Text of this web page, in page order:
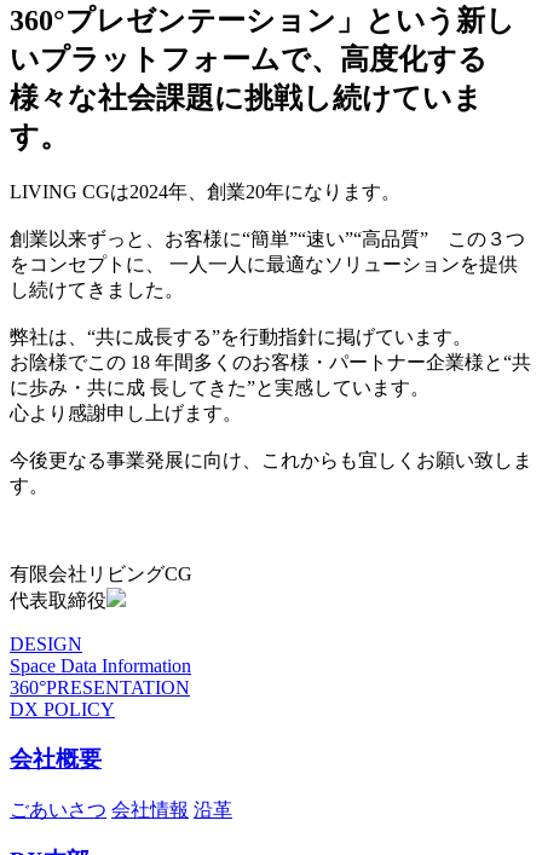
360°プレゼンテーション」という新し
いプラットフォームで、高度化する
様々な社会課題に挑戦し続けていま
す。
LIVING CGは2024年、創業20年になります。
創業以来ずっと、お客様に“簡単”“速い”“高品質” この３つ
をコンセプトに、 一人一人に最適なソリューションを提供
し続けてきました。
弊社は、“共に成長する”を行動指針に掲げています。
お陰様でこの 18 年間多くのお客様・パートナー企業様と“共
に歩み・共に成 長してきた”と実感しています。
心より感謝申し上げます。
今後更なる事業発展に向け、これからも宜しくお願い致しま
す。
有限会社リビングCG
代表取締役
DESIGN
Space Data Information
360°PRESENTATION
DX POLICY
会社概要
ごあいさつ 会社情報 沿革